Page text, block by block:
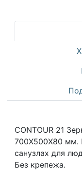
CONTOUR 21
700X500X80 мм.
санузлах для
Без крепежа.